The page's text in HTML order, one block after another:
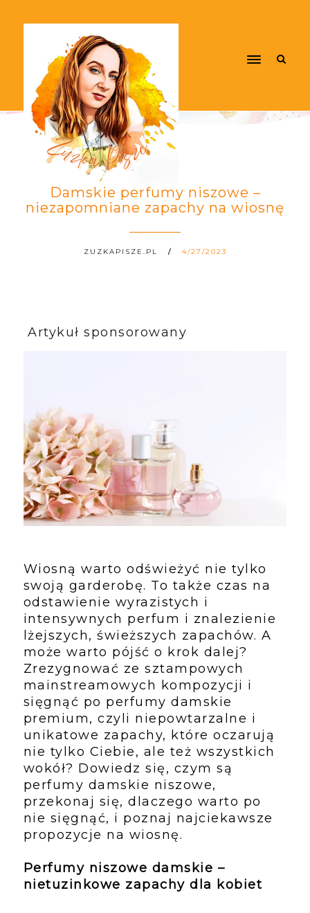
Damskie perfumy niszowe –
niezapomniane zapachy na wiosnę
ZUZKAPISZE.PL 4/27/2023
Artykuł sponsorowany
Wiosną warto odświeżyć nie tylko
swoją garderobę. To także czas na
odstawienie wyrazistych i
intensywnych perfum i znalezienie
lżejszych, świeższych zapachów. A
może warto pójść o krok dalej?
Zrezygnować ze sztampowych
mainstreamowych kompozycji i
sięgnąć po perfumy damskie
premium, czyli niepowtarzalne i
unikatowe zapachy, które oczarują
nie tylko Ciebie, ale też wszystkich
wokół? Dowiedz się, czym są
perfumy damskie niszowe,
przekonaj się, dlaczego warto po
nie sięgnąć, i poznaj najciekawsze
propozycje na wiosnę.
Perfumy niszowe damskie –
nietuzinkowe zapachy dla kobiet